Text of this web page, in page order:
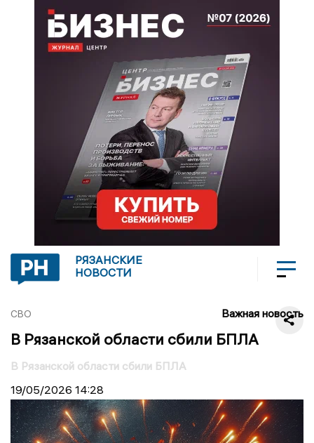
РЯЗАНСКИЕ
НОВОСТИ
СВО Важная новость
В Рязанской области сбили БПЛА
В Рязанской области сбили БПЛА
19/05/2026 14:28